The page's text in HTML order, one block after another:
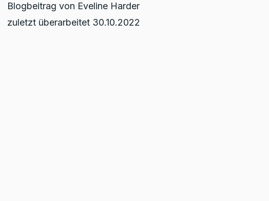
Blogbeitrag von Eveline Harder
zuletzt überarbeitet 30.10.2022